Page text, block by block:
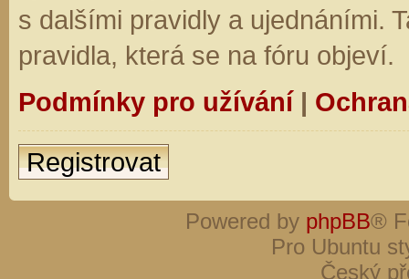
s dalšími pravidly a ujednáními.
pravidla, která se na fóru objeví.
Podmínky pro užívání|
Registrovat
Powered by phpBB®
Pro Ubuntu
Český